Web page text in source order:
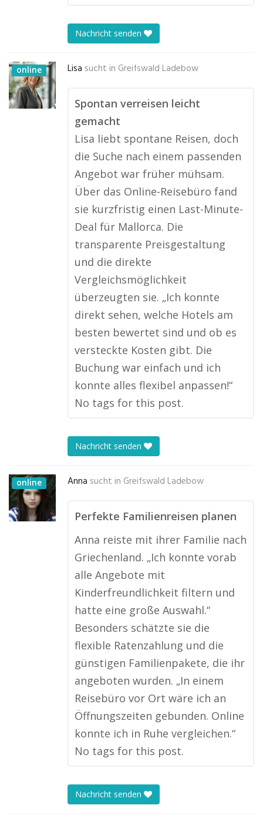
Nachricht senden
online Lisa sucht in Greifswald Ladebow
Spontan verreisen leicht
gemacht
Lisa liebt spontane Reisen, doch
die Suche nach einem passenden
Angebot war früher mühsam.
Über das Online-Reisebüro fand
sie kurzfristig einen Last-Minute-
Deal für Mallorca. Die
transparente Preisgestaltung
und die direkte
Vergleichsmöglichkeit
überzeugten sie. „Ich konnte
direkt sehen, welche Hotels am
besten bewertet sind und ob es
versteckte Kosten gibt. Die
Buchung war einfach und ich
konnte alles flexibel anpassen!“
No tags for this post.
Nachricht senden
online Anna sucht in Greifswald Ladebow
Perfekte Familienreisen planen
Anna reiste mit ihrer Familie nach
Griechenland. „Ich konnte vorab
alle Angebote mit
Kinderfreundlichkeit filtern und
hatte eine große Auswahl.“
Besonders schätzte sie die
flexible Ratenzahlung und die
günstigen Familienpakete, die ihr
angeboten wurden. „In einem
Reisebüro vor Ort wäre ich an
Öffnungszeiten gebunden. Online
konnte ich in Ruhe vergleichen.“
No tags for this post.
Nachricht senden